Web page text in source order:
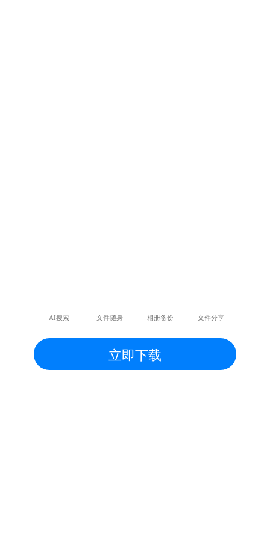
AI搜索 文件随身 相册备份 文件分享
立即下载